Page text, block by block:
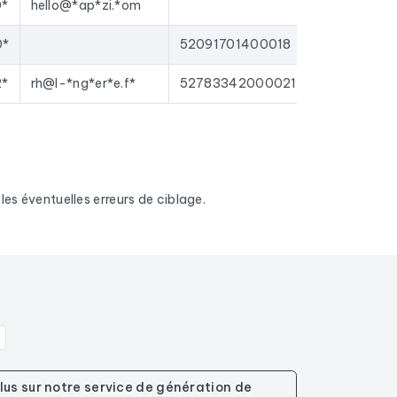
hello@*ap*zi.*om
52091701400018
rh@l-*ng*er*e.f* 52783342000021
éventuelles erreurs de ciblage.
sur notre service de génération de